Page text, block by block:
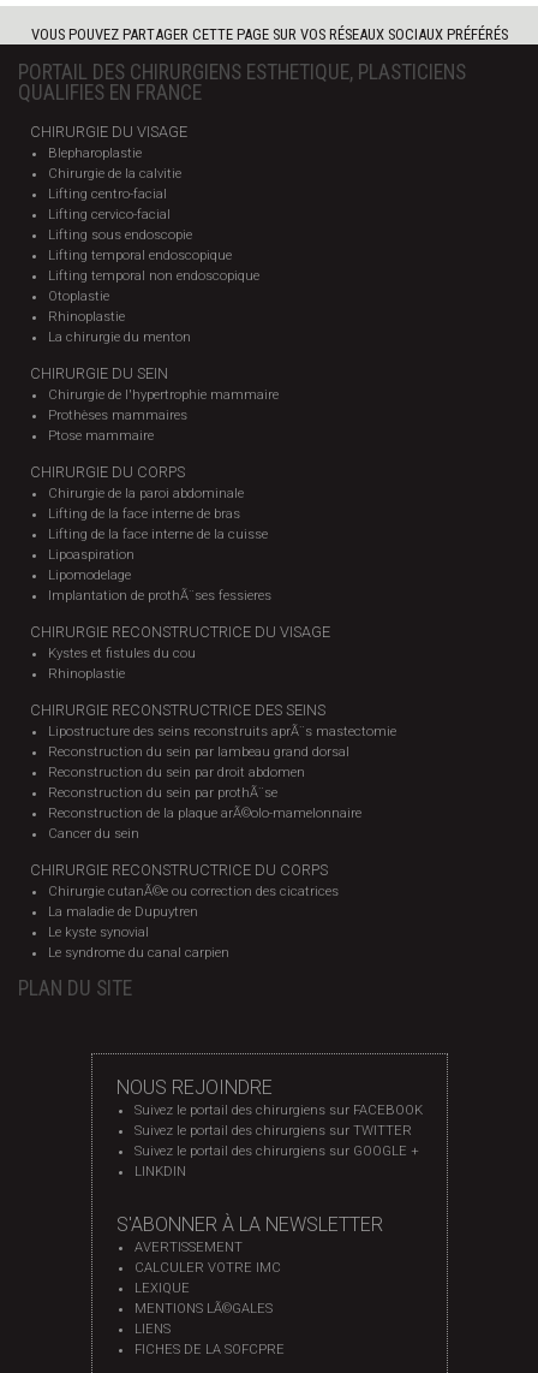
VOUS POUVEZ PARTAGER CETTE PAGE SUR VOS RÉSEAUX SOCIAUX PRÉFÉRÉS
PORTAIL DES CHIRURGIENS ESTHETIQUE, PLASTICIENS
QUALIFIES EN FRANCE
CHIRURGIE DU VISAGE
Blepharoplastie
Chirurgie de la calvitie
Lifting centro-facial
Lifting cervico-facial
Lifting sous endoscopie
Lifting temporal endoscopique
Lifting temporal non endoscopique
Otoplastie
Rhinoplastie
La chirurgie du menton
CHIRURGIE DU SEIN
Chirurgie de l'hypertrophie mammaire
Prothèses mammaires
Ptose mammaire
CHIRURGIE DU CORPS
Chirurgie de la paroi abdominale
Lifting de la face interne de bras
Lifting de la face interne de la cuisse
Lipoaspiration
Lipomodelage
Implantation de prothÃ¨ses fessieres
CHIRURGIE RECONSTRUCTRICE DU VISAGE
Kystes et fistules du cou
Rhinoplastie
CHIRURGIE RECONSTRUCTRICE DES SEINS
Lipostructure des seins reconstruits aprÃ¨s mastectomie
Reconstruction du sein par lambeau grand dorsal
Reconstruction du sein par droit abdomen
Reconstruction du sein par prothÃ¨se
Reconstruction de la plaque arÃ©olo-mamelonnaire
Cancer du sein
CHIRURGIE RECONSTRUCTRICE DU CORPS
Chirurgie cutanÃ©e ou correction des cicatrices
La maladie de Dupuytren
Le kyste synovial
Le syndrome du canal carpien
PLAN DU SITE
NOUS REJOINDRE
Suivez le portail des chirurgiens sur FACEBOOK
Suivez le portail des chirurgiens sur TWITTER
Suivez le portail des chirurgiens sur GOOGLE +
LINKDIN
S'ABONNER À LA NEWSLETTER
AVERTISSEMENT
CALCULER VOTRE IMC
LEXIQUE
MENTIONS LÃ©GALES
LIENS
FICHES DE LA SOFCPRE